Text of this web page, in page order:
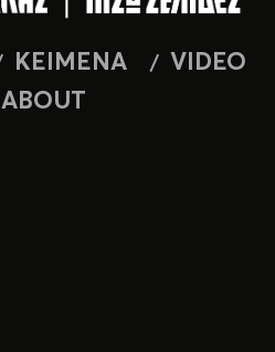
ΚΕΙΜΕΝΑ
VIDEO
ABOUT